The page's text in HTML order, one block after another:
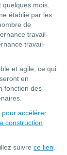
mois.
établie par les
de
travail-
travail-
et agile, ce qui
en
fonction des
pour accélérer
construction
suivre ce lien